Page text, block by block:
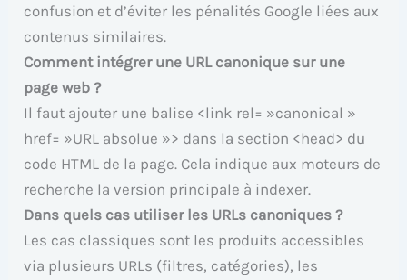
confusion et d’éviter les pénalités Google liées aux
contenus similaires.
Comment intégrer une URL canonique sur une
page web ?
Il faut ajouter une balise <link rel= »canonical »
href= »URL absolue »> dans la section <head> du
code HTML de la page. Cela indique aux moteurs de
recherche la version principale à indexer.
Dans quels cas utiliser les URLs canoniques ?
Les cas classiques sont les produits accessibles
via plusieurs URLs (filtres, catégories), les